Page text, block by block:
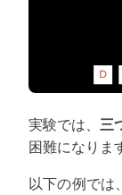
実験では、 三
困難になりま
以下の例では